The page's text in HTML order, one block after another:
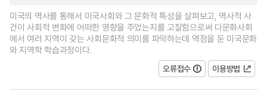
미국의 역사를 통해서 미국사회와 그 문화적 특성을 살펴보고, 역사적 사
건이 사회적 변화에 어떠한 영향을 주었는지를 고찰함으로써 다문화사회
에서 여러 지역이 갖는 사회문화적 의미를 파악하는데 역점을 둔 미국문화
와 지역학 학습과정이다.
오류접수
이용방법